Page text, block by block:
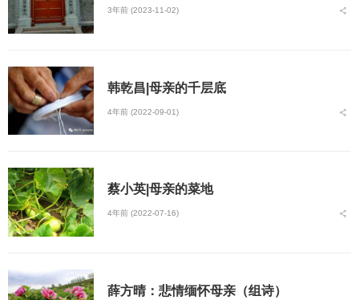
3年前 (2023-11-02)
韩乾昌|母亲的千层底
4年前 (2022-09-01)
蔡小英|母亲的菜地
4年前 (2022-07-16)
薛方晴：悲情缅怀母亲（组诗）